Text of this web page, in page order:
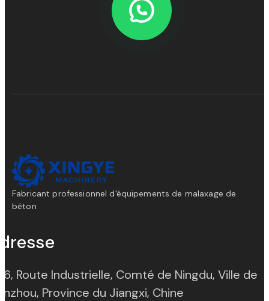
Fabricant professionnel d'équipements de malaxage de
béton
6, Route Industrielle, Comté de Ningdu, Ville de
Province du Jiangxi, Chine